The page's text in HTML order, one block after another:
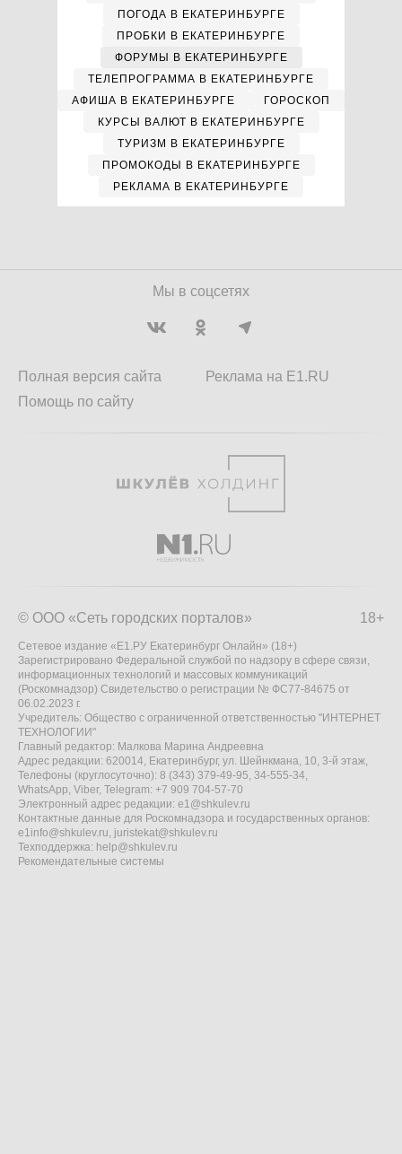
ПОГОДА В ЕКАТЕРИНБУРГЕ
ПРОБКИ В ЕКАТЕРИНБУРГЕ
ФОРУМЫ В ЕКАТЕРИНБУРГЕ
ТЕЛЕПРОГРАММА В ЕКАТЕРИНБУРГЕ
АФИША В ЕКАТЕРИНБУРГЕ
ГОРОСКОП
КУРСЫ ВАЛЮТ В ЕКАТЕРИНБУРГЕ
ТУРИЗМ В ЕКАТЕРИНБУРГЕ
ПРОМОКОДЫ В ЕКАТЕРИНБУРГЕ
РЕКЛАМА В ЕКАТЕРИНБУРГЕ
Мы в соцсетях
Полная версия сайта
Помощь по сайту
Реклама на E1.RU
18+
© ООО «Сеть городских порталов»
Сетевое издание «Е1.РУ Екатеринбург Онлайн» (18+)
Зарегистрировано Федеральной службой по надзору в сфере связи,
информационных технологий и массовых коммуникаций
(Роскомнадзор) Свидетельство о регистрации № ФС77-84675 от
06.02.2023 г.
Учредитель: Общество с ограниченной ответственностью "ИНТЕРНЕТ
ТЕХНОЛОГИИ"
Главный редактор: Малкова Марина Андреевна
Адрес редакции: 620014, Екатеринбург, ул. Шейнкмана, 10, 3-й этаж,
Телефоны (круглосуточно): 8 (343) 379-49-95, 34-555-34,
WhatsApp, Viber, Telegram: +7 909 704-57-70
Электронный адрес редакции: e1@shkulev.ru
Контактные данные для Роскомнадзора и государственных органов:
e1info@shkulev.ru, juristekat@shkulev.ru
Техподдержка: help@shkulev.ru
Рекомендательные системы